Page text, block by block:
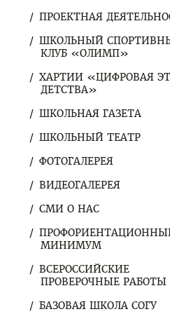
ПРОЕКТНАЯ
ШКОЛЬНЫЙ
КЛУБ «ОЛИМП»
ХАРТИИ «ЦИФРОВАЯ
ДЕТСТВА»
ШКОЛЬНАЯ ГАЗЕТА
ШКОЛЬНЫЙ ТЕАТР
ФОТОГАЛЕРЕЯ
ВИДЕОГАЛЕРЕЯ
СМИ О НАС
МИНИМУМ
ВСЕРОССИЙСКИЕ
ПРОВЕРОЧНЫЕ РАБОТЫ
БАЗОВАЯ ШКОЛА СОГУ